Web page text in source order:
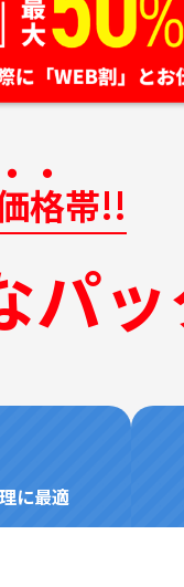
格帯!!
パ
に最適